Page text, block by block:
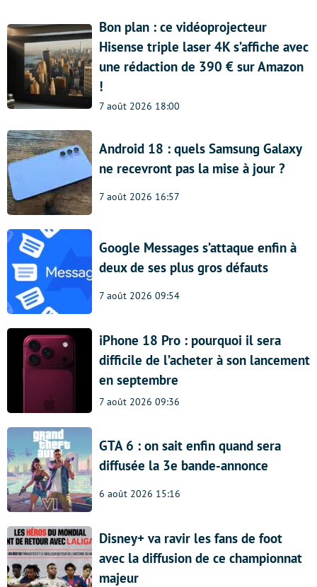
Bon plan : ce vidéoprojecteur
Hisense triple laser 4K s’affiche avec
une rédaction de 390 € sur Amazon
!
7 août 2026 18:00
Android 18 : quels Samsung Galaxy
ne recevront pas la mise à jour ?
7 août 2026 16:57
Google Messages s’attaque enfin à
deux de ses plus gros défauts
7 août 2026 09:54
iPhone 18 Pro : pourquoi il sera
difficile de l’acheter à son lancement
en septembre
7 août 2026 09:36
GTA 6 : on sait enfin quand sera
diffusée la 3e bande-annonce
6 août 2026 15:16
Disney+ va ravir les fans de foot
avec la diffusion de ce championnat
majeur